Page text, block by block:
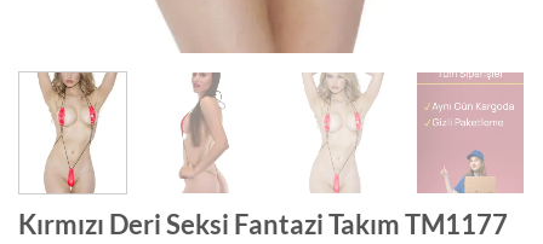
Kırmızı Deri Seksi Fantazi Takım TM1177